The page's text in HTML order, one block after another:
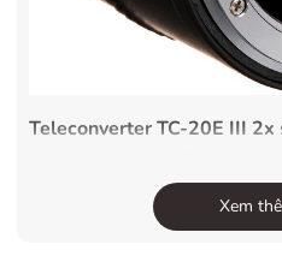
Teleconverter TC-20E III 2x
người dùng sử dụng đo
Teleconverter
Xem